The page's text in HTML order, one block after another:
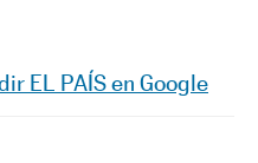
Twitter
Redes Sociales
EL PAÍS en Google